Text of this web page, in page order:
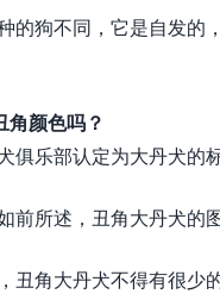
的狗不同，它是自发
颜色吗？
乐部认定为大丹犬的
前所述，丑角大丹犬
角大丹犬不得有很少